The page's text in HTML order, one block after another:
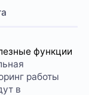
функции
работы
в